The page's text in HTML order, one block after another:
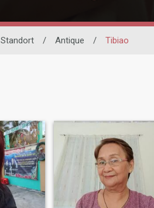
Standort / Antique / Tibiao